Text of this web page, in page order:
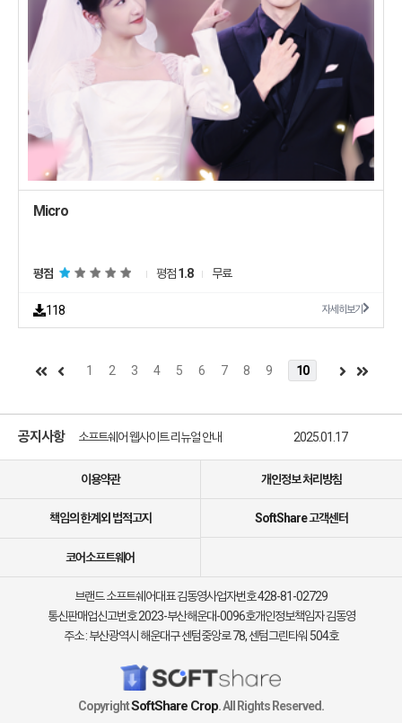
Micro
평점 평점1.8 무료
118 자세히보기
1 2 3 4 5 6 7 8 9 10
공지사항
2025.01.17
소프트쉐어 웹사이트 리뉴얼 안내
2025.01.17
소프트쉐어 신규 소프트웨어 추가 안내
2025.01.17
이용약관
개인정보 처리방침
책임의 한계외 법적고지 SoftShare 고객센터
코어소프트웨어
브랜드 소프트쉐어대표 김동영사업자번호 428-81-02729
통신판매업신고번호 2023-부산해운대-0096호개인정보책임자 김동영
주소 : 부산광역시 해운대구 센텀중앙로 78, 센텀그린타워 504호
CopyrightSoftShare Crop. All Rights Reserved.